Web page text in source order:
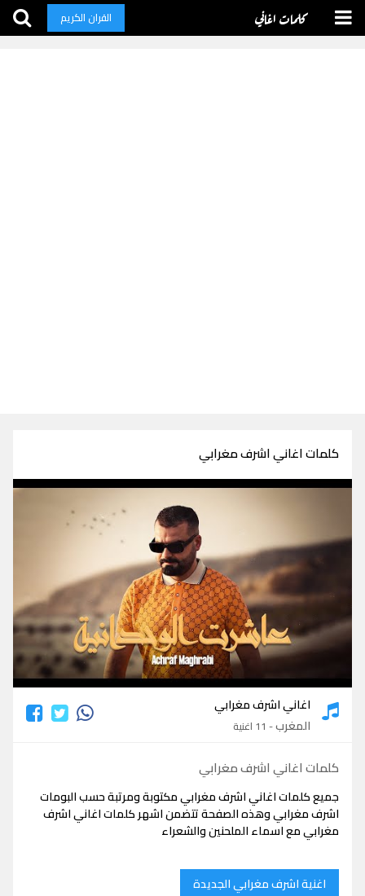
كلمات اغاني القران الكريم
كلمات اغاني اشرف مغرابي
كلمات اغاني اشرف مغرابي
اغاني اشرف مغرابي
المغرب- 11 اغنية
كلمات اغاني اشرف مغرابي
جميع كلمات اغاني اشرف مغرابي مكتوبة ومرتبة حسب البومات
اشرف مغرابي وهذه الصفحة تتضمن اشهر كلمات اغاني اشرف
مغرابي مع اسماء الملحنين والشعراء
اغنية اشرف مغرابي الجديدة